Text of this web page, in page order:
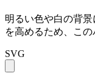
明るい色や白の背
を高めるため、こ
SVG